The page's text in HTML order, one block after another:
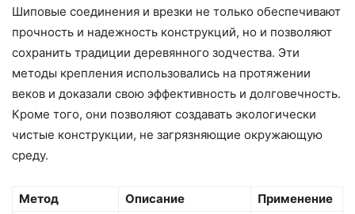
Шиповые соединения и врезки не только обеспечивают
прочность и надежность конструкций, но и позволяют
сохранить традиции деревянного зодчества. Эти
методы крепления использовались на протяжении
веков и доказали свою эффективность и долговечность.
Кроме того, они позволяют создавать экологически
чистые конструкции, не загрязняющие окружающую
среду.
Метод Описание Применение